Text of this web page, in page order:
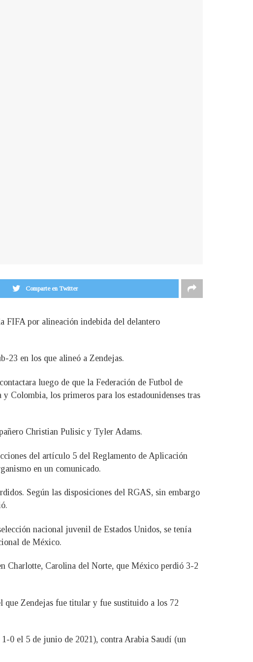
Comparte en Twitter
FIFA por alineación indebida del delantero
23 en los que alineó a Zendejas.
luego de que la Federación de Futbol de
Colombia, los primeros para los estadounidenses tras
Christian Pulisic y Tyler Adams.
del artículo 5 del Reglamento de Aplicación
en un comunicado.
Según las disposiciones del RGAS, sin embargo
nacional juvenil de Estados Unidos, se tenía
de México.
Charlotte, Carolina del Norte, que México perdió 3-2
que Zendejas fue titular y fue sustituido a los 72
0 el 5 de junio de 2021), contra Arabia Saudí (un